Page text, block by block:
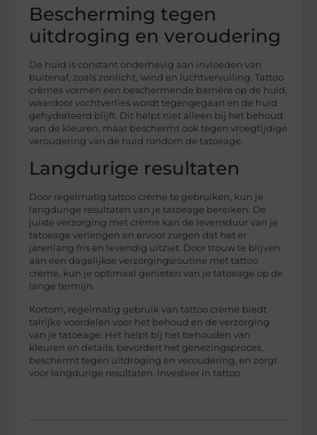
Bescherming tegen
uitdroging en veroudering
De huid is constant onderhevig aan invloeden van
buitenaf, zoals zonlicht, wind en luchtvervuiling. Tattoo
crèmes vormen een beschermende barrière op de huid,
waardoor vochtverlies wordt tegengegaan en de huid
gehydrateerd blijft. Dit helpt niet alleen bij het behoud
van de kleuren, maar beschermt ook tegen vroegtijdige
veroudering van de huid rondom de tatoeage.
Langdurige resultaten
Door regelmatig tattoo crème te gebruiken, kun je
langdurige resultaten van je tatoeage bereiken. De
juiste verzorging met crème kan de levensduur van je
tatoeage verlengen en ervoor zorgen dat het er
jarenlang fris en levendig uitziet. Door trouw te blijven
aan een dagelijkse verzorgingsroutine met tattoo
crème, kun je optimaal genieten van je tatoeage op de
lange termijn.
Kortom, regelmatig gebruik van tattoo crème biedt
talrijke voordelen voor het behoud en de verzorging
van je tatoeage. Het helpt bij het behouden van
kleuren en details, bevordert het genezingsproces,
beschermt tegen uitdroging en veroudering, en zorgt
voor langdurige resultaten. Investeer in tattoo